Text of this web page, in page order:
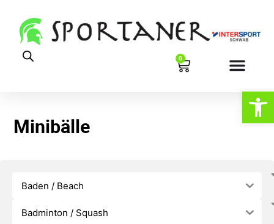
0
Minibälle
Baden / Beach
Badminton / Squash